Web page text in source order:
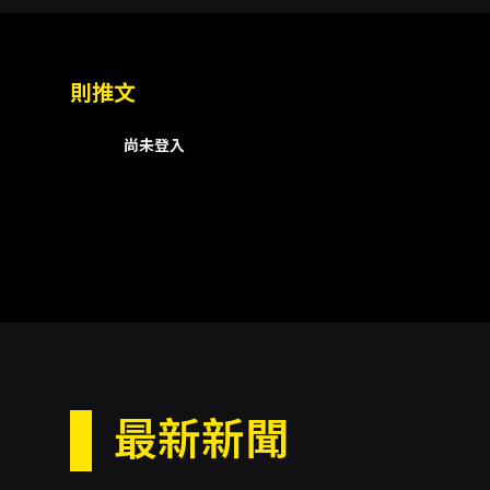
則推文
尚未登入
最新新聞